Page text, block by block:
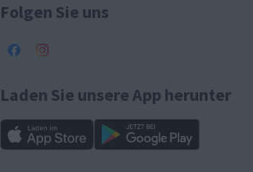
Folgen Sie uns
Laden Sie unsere App herunter